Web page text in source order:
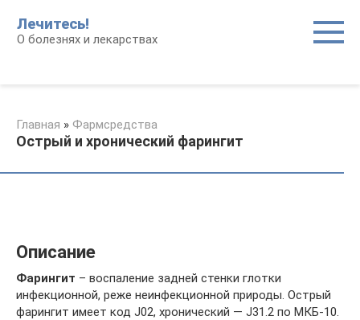
контенту
Лечитесь!
О болезнях и лекарствах
Главная » Фармсредства
Острый и хронический фарингит
Описание
Фарингит – воспаление задней стенки глотки
инфекционной, реже неинфекционной природы. Острый
фарингит имеет код J02, хронический — J31.2 по МКБ-10.